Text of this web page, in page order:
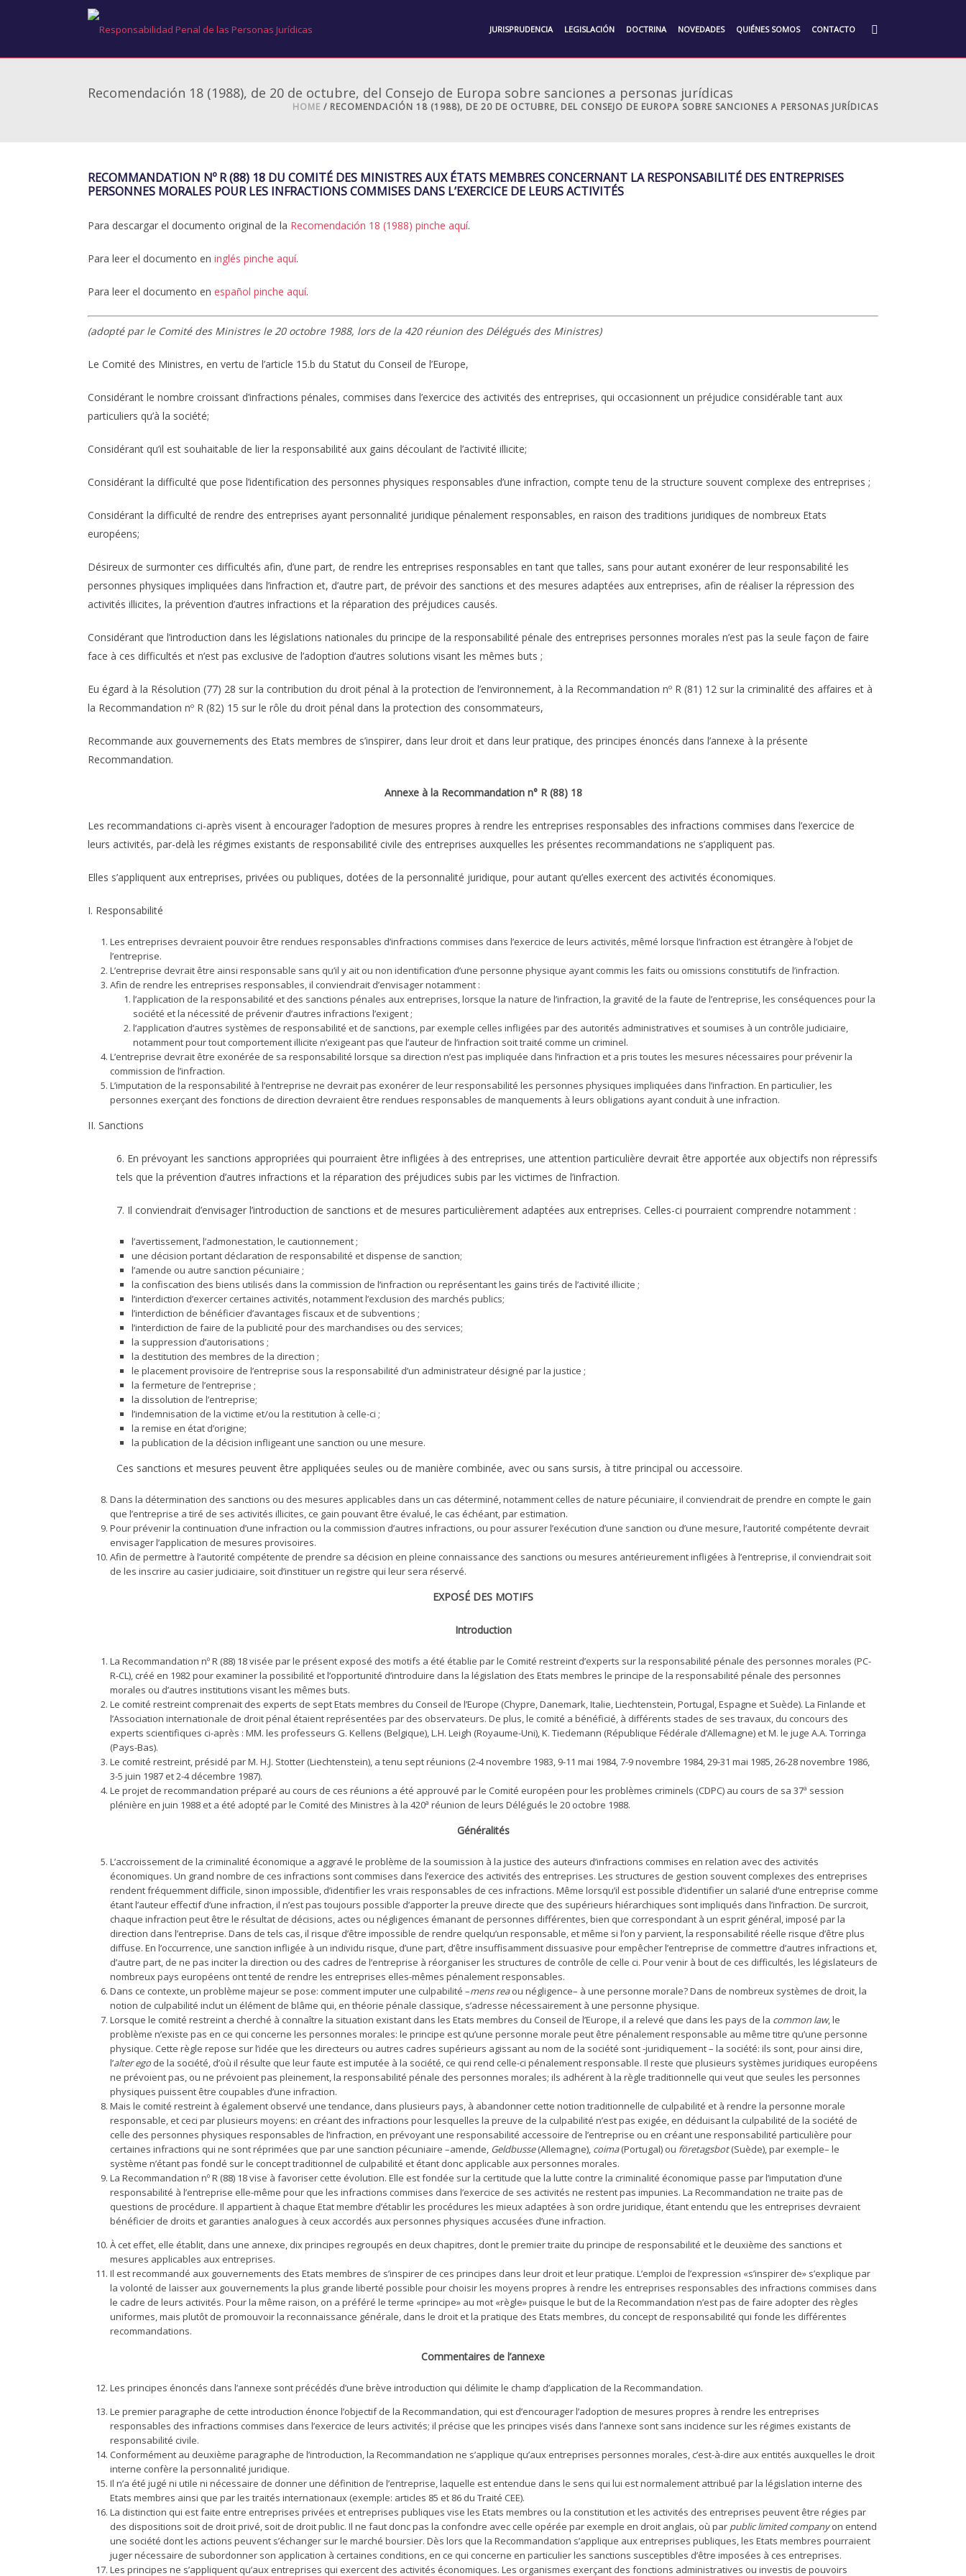
JURISPRUDENCIA LEGISLACIÓN DOCTRINA NOVEDADES QUIÉNES SOMOS CONTACTO
Recomendación 18 (1988), de 20 de octubre, del Consejo de Europa sobre sanciones a personas jurídicas
HOME / RECOMENDACIÓN 18 (1988), DE 20 DE OCTUBRE, DEL CONSEJO DE EUROPA SOBRE SANCIONES A PERSONAS JURÍDICAS
RECOMMANDATION Nº R (88) 18 DU COMITÉ DES MINISTRES AUX ÉTATS MEMBRES CONCERNANT LA RESPONSABILITÉ DES ENTREPRISES
PERSONNES MORALES POUR LES INFRACTIONS COMMISES DANS L’EXERCICE DE LEURS ACTIVITÉS
Para descargar el documento original de la Recomendación 18 (1988) pinche aquí.
Para leer el documento en inglés pinche aquí.
Para leer el documento en español pinche aquí.
(adopté par le Comité des Ministres le 20 octobre 1988, lors de la 420 réunion des Délégués des Ministres)
Le Comité des Ministres, en vertu de l’article 15.b du Statut du Conseil de l’Europe,
Considérant le nombre croissant d’infractions pénales, commises dans l’exercice des activités des entreprises, qui occasionnent un préjudice considérable tant aux
particuliers qu’à la société;
Considérant qu’il est souhaitable de lier la responsabilité aux gains découlant de l’activité illicite;
Considérant la difficulté que pose l’identification des personnes physiques responsables d’une infraction, compte tenu de la structure souvent complexe des entreprises ;
Considérant la difficulté de rendre des entreprises ayant personnalité juridique pénalement responsables, en raison des traditions juridiques de nombreux Etats
européens;
Désireux de surmonter ces difficultés afin, d’une part, de rendre les entreprises responsables en tant que talles, sans pour autant exonérer de leur responsabilité les
personnes physiques impliquées dans l’infraction et, d’autre part, de prévoir des sanctions et des mesures adaptées aux entreprises, afin de réaliser la répression des
activités illicites, la prévention d’autres infractions et la réparation des préjudices causés.
Considérant que l’introduction dans les législations nationales du principe de la responsabilité pénale des entreprises personnes morales n’est pas la seule façon de faire
face à ces difficultés et n’est pas exclusive de l’adoption d’autres solutions visant les mêmes buts ;
Eu égard à la Résolution (77) 28 sur la contribution du droit pénal à la protection de l’environnement, à la Recommandation nº R (81) 12 sur la criminalité des affaires et à
la Recommandation nº R (82) 15 sur le rôle du droit pénal dans la protection des consommateurs,
Recommande aux gouvernements des Etats membres de s’inspirer, dans leur droit et dans leur pratique, des principes énoncés dans l’annexe à la présente
Recommandation.
Annexe à la Recommandation n° R (88) 18
Les recommandations ci-après visent à encourager l’adoption de mesures propres à rendre les entreprises responsables des infractions commises dans l’exercice de
leurs activités, par-delà les régimes existants de responsabilité civile des entreprises auxquelles les présentes recommandations ne s’appliquent pas.
Elles s’appliquent aux entreprises, privées ou publiques, dotées de la personnalité juridique, pour autant qu’elles exercent des activités économiques.
I. Responsabilité
Les entreprises devraient pouvoir être rendues responsables d’infractions commises dans l’exercice de leurs activités, mêmé lorsque l’infraction est étrangère à l’objet de
l’entreprise.
L’entreprise devrait être ainsi responsable sans qu’il y ait ou non identification d’une personne physique ayant commis les faits ou omissions constitutifs de l’infraction.
Afin de rendre les entreprises responsables, il conviendrait d’envisager notamment :
l’application de la responsabilité et des sanctions pénales aux entreprises, lorsque la nature de l’infraction, la gravité de la faute de l’entreprise, les conséquences pour la
société et la nécessité de prévenir d’autres infractions l’exigent ;
l’application d’autres systèmes de responsabilité et de sanctions, par exemple celles infligées par des autorités administratives et soumises à un contrôle judiciaire,
notamment pour tout comportement illicite n’exigeant pas que l’auteur de l’infraction soit traité comme un criminel.
L’entreprise devrait être exonérée de sa responsabilité lorsque sa direction n’est pas impliquée dans l’infraction et a pris toutes les mesures nécessaires pour prévenir la
commission de l’infraction.
L’imputation de la responsabilité à l’entreprise ne devrait pas exonérer de leur responsabilité les personnes physiques impliquées dans l’infraction. En particulier, les
personnes exerçant des fonctions de direction devraient être rendues responsables de manquements à leurs obligations ayant conduit à une infraction.
II. Sanctions
6. En prévoyant les sanctions appropriées qui pourraient être infligées à des entreprises, une attention particulière devrait être apportée aux objectifs non répressifs
tels que la prévention d’autres infractions et la réparation des préjudices subis par les victimes de l’infraction.
7. Il conviendrait d’envisager l’introduction de sanctions et de mesures particulièrement adaptées aux entreprises. Celles-ci pourraient comprendre notamment :
l’avertissement, l’admonestation, le cautionnement ;
une décision portant déclaration de responsabilité et dispense de sanction;
l’amende ou autre sanction pécuniaire ;
la confiscation des biens utilisés dans la commission de l’infraction ou représentant les gains tirés de l’activité illicite ;
l’interdiction d’exercer certaines activités, notamment l’exclusion des marchés publics;
l’interdiction de bénéficier d’avantages fiscaux et de subventions ;
l’interdiction de faire de la publicité pour des marchandises ou des services;
la suppression d’autorisations ;
la destitution des membres de la direction ;
le placement provisoire de l’entreprise sous la responsabilité d’un administrateur désigné par la justice ;
la fermeture de l’entreprise ;
la dissolution de l’entreprise;
l’indemnisation de la victime et/ou la restitution à celle-ci ;
la remise en état d’origine;
la publication de la décision infligeant une sanction ou une mesure.
Ces sanctions et mesures peuvent être appliquées seules ou de manière combinée, avec ou sans sursis, à titre principal ou accessoire.
Dans la détermination des sanctions ou des mesures applicables dans un cas déterminé, notamment celles de nature pécuniaire, il conviendrait de prendre en compte le gain
que l’entreprise a tiré de ses activités illicites, ce gain pouvant être évalué, le cas échéant, par estimation.
Pour prévenir la continuation d’une infraction ou la commission d’autres infractions, ou pour assurer l’exécution d’une sanction ou d’une mesure, l’autorité compétente devrait
envisager l’application de mesures provisoires.
Afin de permettre à l’autorité compétente de prendre sa décision en pleine connaissance des sanctions ou mesures antérieurement infligées à l’entreprise, il conviendrait soit
de les inscrire au casier judiciaire, soit d’instituer un registre qui leur sera réservé.
EXPOSÉ DES MOTIFS
Introduction
La Recommandation nº R (88) 18 visée par le présent exposé des motifs a été établie par le Comité restreint d’experts sur la responsabilité pénale des personnes morales (PC-
R-CL), créé en 1982 pour examiner la possibilité et l’opportunité d’introduire dans la législation des Etats membres le principe de la responsabilité pénale des personnes
morales ou d’autres institutions visant les mêmes buts.
Le comité restreint comprenait des experts de sept Etats membres du Conseil de l’Europe (Chypre, Danemark, Italie, Liechtenstein, Portugal, Espagne et Suède). La Finlande et
l’Association internationale de droit pénal étaient représentées par des observateurs. De plus, le comité a bénéficié, à différents stades de ses travaux, du concours des
experts scientifiques ci-après : MM. les professeurs G. Kellens (Belgique), L.H. Leigh (Royaume-Uni), K. Tiedemann (République Fédérale d’Allemagne) et M. le juge A.A. Torringa
(Pays-Bas).
Le comité restreint, présidé par M. H.J. Stotter (Liechtenstein), a tenu sept réunions (2-4 novembre 1983, 9-11 mai 1984, 7-9 novembre 1984, 29-31 mai 1985, 26-28 novembre 1986,
3-5 juin 1987 et 2-4 décembre 1987).
Le projet de recommandation préparé au cours de ces réunions a été approuvé par le Comité européen pour les problèmes criminels (CDPC) au cours de sa 37ª session
plénière en juin 1988 et a été adopté par le Comité des Ministres à la 420ª réunion de leurs Délégués le 20 octobre 1988.
Généralités
L’accroissement de la criminalité économique a aggravé le problème de la soumission à la justice des auteurs d’infractions commises en relation avec des activités
économiques. Un grand nombre de ces infractions sont commises dans l’exercice des activités des entreprises. Les structures de gestion souvent complexes des entreprises
rendent fréquemment difficile, sinon impossible, d’identifier les vrais responsables de ces infractions. Même lorsqu’il est possible d’identifier un salarié d’une entreprise comme
étant l’auteur effectif d’une infraction, il n’est pas toujours possible d’apporter la preuve directe que des supérieurs hiérarchiques sont impliqués dans l’infraction. De surcroit,
chaque infraction peut être le résultat de décisions, actes ou négligences émanant de personnes différentes, bien que correspondant à un esprit général, imposé par la
direction dans l’entreprise. Dans de tels cas, il risque d’être impossible de rendre quelqu’un responsable, et même si l’on y parvient, la responsabilité réelle risque d’être plus
diffuse. En l’occurrence, une sanction infligée à un individu risque, d’une part, d’être insuffisamment dissuasive pour empêcher l’entreprise de commettre d’autres infractions et,
d’autre part, de ne pas inciter la direction ou des cadres de l’entreprise à réorganiser les structures de contrôle de celle­ ci. Pour venir à bout de ces difficultés, les législateurs de
nombreux pays européens ont tenté de rendre les entreprises elles-mêmes pénalement responsables.
Dans ce contexte, un problème majeur se pose: comment imputer une culpabilité –mens reaou négligence– à une personne morale? Dans de nombreux systèmes de droit, la
notion de culpabilité inclut un élément de blâme qui, en théorie pénale classique, s’adresse nécessairement à une personne physique.
Lorsque le comité restreint a cherché à connaître la situation existant dans les Etats membres du Conseil de l’Europe, il a relevé que dans les pays de la common law, le
problème n’existe pas en ce qui concerne les personnes morales: le principe est qu’une personne morale peut être pénalement responsable au même titre qu’une personne
physique. Cette règle repose sur l’idée que les directeurs ou autres cadres supérieurs agissant au nom de la société sont -juridiquement – la société: ils sont, pour ainsi dire,
l’alter egode la société, d’où il résulte que leur faute est imputée à la société, ce qui rend celle-ci pénalement responsable. Il reste que plusieurs systèmes juridiques européens
ne prévoient pas, ou ne prévoient pas pleinement, la responsabilité pénale des personnes morales; ils adhérent à la règle traditionnelle qui veut que seules les personnes
physiques puissent être coupables d’une infraction.
Mais le comité restreint à également observé une tendance, dans plusieurs pays, à abandonner cette notion traditionnelle de culpabilité et à rendre la personne morale
responsable, et ceci par plusieurs moyens: en créant des infractions pour lesquelles la preuve de la culpabilité n’est pas exigée, en déduisant la culpabilité de la société de
celle des personnes physiques responsables de l’infraction, en prévoyant une responsabilité accessoire de l’entreprise ou en créant une responsabilité particulière pour
certaines infractions qui ne sont réprimées que par une sanction pécuniaire –amende, Geldbusse(Allemagne), coima(Portugal) ou företagsbot(Suède), par exemple– le
système n’étant pas fondé sur le concept traditionnel de culpabilité et étant donc applicable aux personnes morales.
La Recommandation nº R (88) 18 vise à favoriser cette évolution. Elle est fondée sur la certitude que la lutte contre la criminalité économique passe par l’imputation d’une
responsabilité à l’entreprise elle-même pour que les infractions commises dans l’exercice de ses activités ne restent pas impunies. La Recommandation ne traite pas de
questions de procédure. Il appartient à chaque Etat membre d’établir les procédures les mieux adaptées à son ordre juridique, étant entendu que les entreprises devraient
bénéficier de droits et garanties analogues à ceux accordés aux personnes physiques accusées d’une infraction.
À cet effet, elle établit, dans une annexe, dix principes regroupés en deux chapitres, dont le premier traite du principe de responsabilité et le deuxième des sanctions et
mesures applicables aux entreprises.
Il est recommandé aux gouvernements des Etats membres de s’inspirer de ces principes dans leur droit et leur pratique. L’emploi de l’expression «s’inspirer de» s’explique par
la volonté de laisser aux gouvernements la plus grande liberté possible pour choisir les moyens propres à rendre les entreprises responsables des infractions commises dans
le cadre de leurs activités. Pour la même raison, on a préféré le terme «principe» au mot «règle» puisque le but de la Recommandation n’est pas de faire adopter des règles
uniformes, mais plutôt de promouvoir la reconnaissance générale, dans le droit et la pratique des Etats membres, du concept de responsabilité qui fonde les différentes
recommandations.
Commentaires de l’annexe
Les principes énoncés dans l’annexe sont précédés d’une brève introduction qui délimite le champ d’application de la Recommandation.
Le premier paragraphe de cette introduction énonce l’objectif de la Recommandation, qui est d’encourager l’adoption de mesures propres à rendre les entreprises
responsables des infractions commises dans l’exercice de leurs activités; il précise que les principes visés dans l’annexe sont sans incidence sur les régimes existants de
responsabilité civile.
Conformément au deuxième paragraphe de l’introduction, la Recommandation ne s’applique qu’aux entreprises personnes morales, c’est-à-dire aux entités auxquelles le droit
interne confère la personnalité juridique.
Il n’a été jugé ni utile ni nécessaire de donner une définition de l’entreprise, laquelle est entendue dans le sens qui lui est normalement attribué par la législation interne des
Etats membres ainsi que par les traités internationaux (exemple: articles 85 et 86 du Traité CEE).
La distinction qui est faite entre entreprises privées et entreprises publiques vise les Etats membres ou la constitution et les activités des entreprises peuvent être régies par
des dispositions soit de droit privé, soit de droit public. Il ne faut donc pas la confondre avec celle opérée par exemple en droit anglais, où par public limited companyon entend
une société dont les actions peuvent s’échanger sur le marché boursier. Dès lors que la Recommandation s’applique aux entreprises publiques, les Etats membres pourraient
juger nécessaire de subordonner son application à certaines conditions, en ce qui concerne en particulier les sanctions susceptibles d’être imposées à ces entreprises.
Les principes ne s’appliquent qu’aux entreprises qui exercent des activités économiques. Les organismes exerçant des fonctions administratives ou investis de pouvoirs